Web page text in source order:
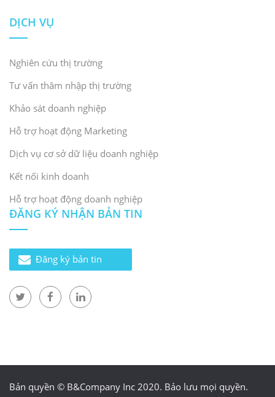
DỊCH VỤ
Nghiên cứu thị trường
Tư vấn thâm nhập thị trường
Khảo sát doanh nghiệp
Hỗ trợ hoạt động Marketing
Dịch vụ cơ sở dữ liệu doanh nghiệp
Kết nối kinh doanh
Hỗ trợ hoạt động doanh nghiệp
ĐĂNG KÝ NHẬN BẢN TIN
Đăng ký bản tin
Bản quyền © B&Company Inc 2020. Bảo lưu mọi quyền.